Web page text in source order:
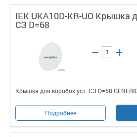
IEK UKA10D-KR-UO Крышка
СЗ D=68
Крышка для коробок уст. СЗ D=68
Подробнее